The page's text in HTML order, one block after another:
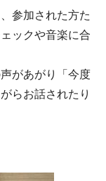
参加された方た
ックや音楽に合
があがり「今度
らお話されたり